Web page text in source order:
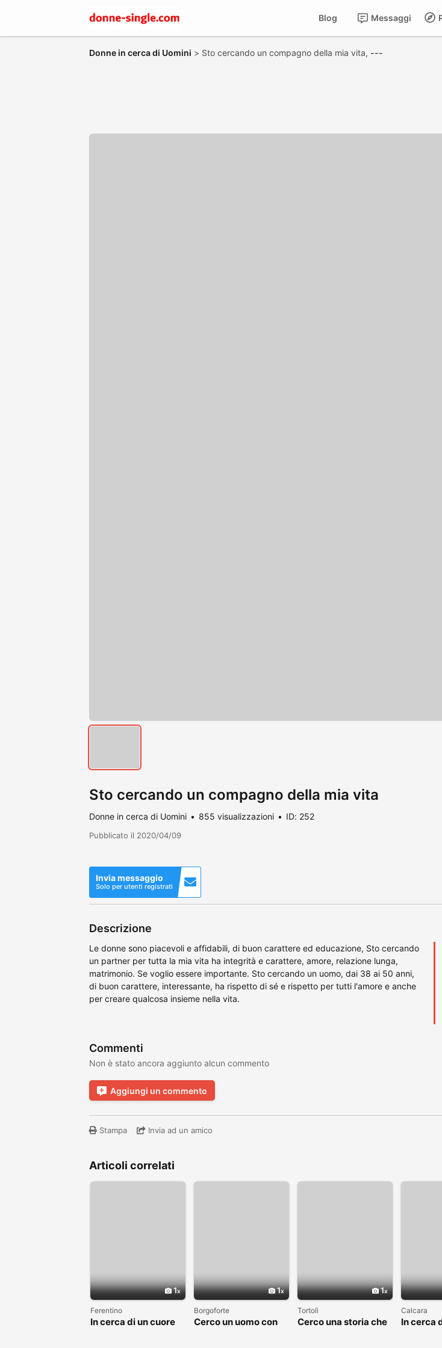
Messaggi
Blog
Donne in cerca di Uomini > Sto cercando un compagno della mia vita, ---
Sto cercando un compagno della mia vita
Donne in cerca di Uomini 855 visualizzazioni ID: 252
Pubblicato il 2020/04/09
Invia messaggio
Solo per utenti registrati
Descrizione
Le donne sono piacevoli e affidabili, di buon carattere ed educazione, Sto cercando
un partner per tutta la mia vita ha integrità e carattere, amore, relazione lunga,
matrimonio. Se voglio essere importante. Sto cercando un uomo, dai 38 ai 50 anni,
di buon carattere, interessante, ha rispetto di sé e rispetto per tutti l'amore e anche
per creare qualcosa insieme nella vita.
Commenti
Non è stato ancora aggiunto alcun commento
Aggiungi un commento
Stampa Invia ad un amico
Articoli correlati
1
Ferentino
In cerca di un cuore
1
Borgoforte
Cerco un uomo con
1
Tortolì
Cerco una storia che
Calcara
In cerca